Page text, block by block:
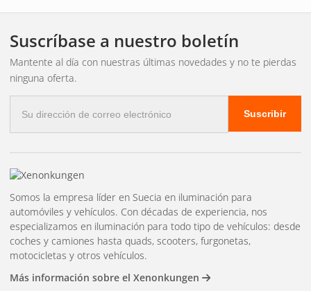
control de crucero dinámico y radar.
Instalación discreta: se monta detrás de la matrícula.
Materiales de alta calidad: durabilidad prolongada y
rendimiento fiable.
Instalación sencilla y sin complicaciones: ningún proceso
complicado.
Juego de cables para luces de novia
Completo y flexible: contiene todo lo necesario para
instalaciones de iluminación.
Seguro y de alta capacidad: con portafusibles de 60 A y
relé de 80 A para protección contra sobrecargas y
Suscríbase a nuestro boletín
Mantente al día con nuestras últimas novedades y no te pierdas
ninguna oferta.
electrónico
Suscribir
Somos la empresa líder en Suecia en iluminación para
automóviles y vehículos. Con décadas de experiencia, nos
especializamos en iluminación para todo tipo de vehículos: desde
coches y camiones hasta quads, scooters, furgonetas,
motocicletas y otros vehículos.
Más información sobre el Xenonkungen